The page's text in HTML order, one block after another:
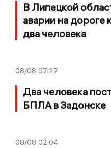
В Липецкой
аварии на
два человека
08/08 07:27
Два человека
БПЛА в Задонске
08/08 02:04